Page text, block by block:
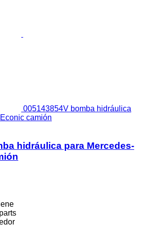
005143854V bomba hidráulica
camión
hidráulica para Mercedes-